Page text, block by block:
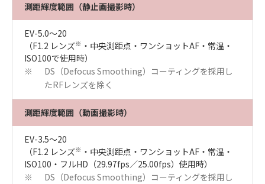
測距輝度範囲（静止画撮影時）
EV-5.0～20
（F1.2 レンズ※ ・中央測距点・ワンショットAF・常温・
ISO100で使用時）
※
DS（Defocus Smoothing）コーティングを採用し
たRFレンズを除く
測距輝度範囲（動画撮影時）
EV-3.5～20
（F1.2 レンズ※ ・中央測距点・ワンショットAF・常温・
ISO100・フルHD（29.97fps／25.00fps）使用時）
※
DS（Defocus Smoothing）コーティングを採用し